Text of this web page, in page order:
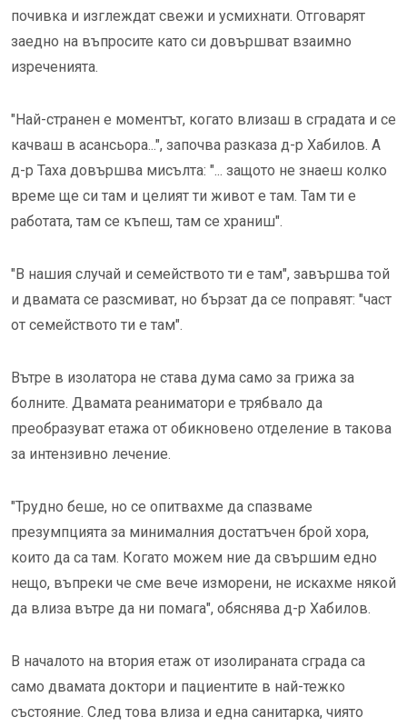
почивка и изглеждат свежи и усмихнати. Отговарят
заедно на въпросите като си довършват взаимно
изреченията.
"Най-странен е моментът, когато влизаш в сградата и се
качваш в асансьора...", започва разказа д-р Хабилов. А
д-р Таха довършва мисълта: "... защото не знаеш колко
време ще си там и целият ти живот е там. Там ти е
работата, там се къпеш, там се храниш".
"В нашия случай и семейството ти е там", завършва той
и двамата се разсмиват, но бързат да се поправят: "част
от семейството ти е там".
Вътре в изолатора не става дума само за грижа за
болните. Двамата реаниматори е трябвало да
преобразуват етажа от обикновено отделение в такова
за интензивно лечение.
"Трудно беше, но се опитвахме да спазваме
презумпцията за минималния достатъчен брой хора,
които да са там. Когато можем ние да свършим едно
нещо, въпреки че сме вече изморени, не искахме някой
да влиза вътре да ни помага", обяснява д-р Хабилов.
В началото на втория етаж от изолираната сграда са
само двамата доктори и пациентите в най-тежко
състояние. След това влиза и една санитарка, чиято